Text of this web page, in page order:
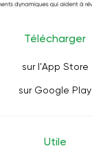
Télécharger
sur l'App Store
sur Google Play
Utile